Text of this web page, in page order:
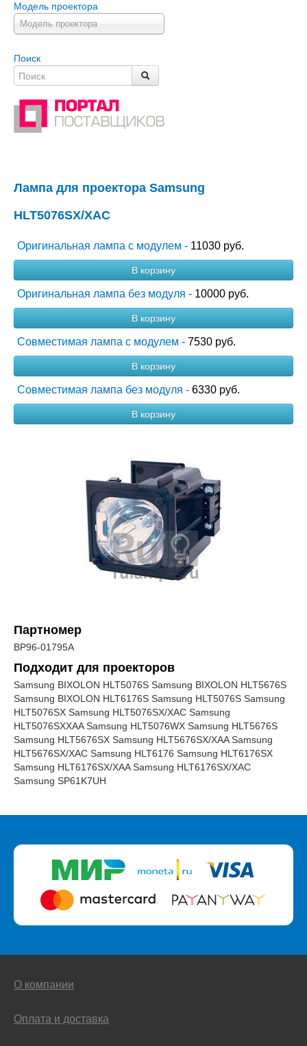
Модель проектора
Модель проектора
Поиск
Лампа для проектора Samsung
HLT5076SX/XAC
Оригинальная лампа с модулем - 11030 руб.
В корзину
Оригинальная лампа без модуля - 10000 руб.
В корзину
Совместимая лампа с модулем - 7530 руб.
В корзину
Совместимая лампа без модуля - 6330 руб.
В корзину
Партномер
BP96-01795A
Подходит для проекторов
Samsung BIXOLON HLT5076S Samsung BIXOLON HLT5676S
Samsung BIXOLON HLT6176S Samsung HLT5076S Samsung
HLT5076SX Samsung HLT5076SX/XAC Samsung
HLT5076SXXAA Samsung HLT5076WX Samsung HLT5676S
Samsung HLT5676SX Samsung HLT5676SX/XAA Samsung
HLT5676SX/XAC Samsung HLT6176 Samsung HLT6176SX
Samsung HLT6176SX/XAA Samsung HLT6176SX/XAC
Samsung SP61K7UH
О компании
Оплата и доставка